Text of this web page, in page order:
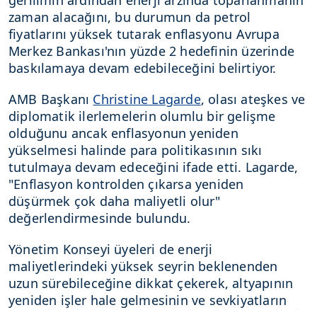
zaman alacağını, bu durumun da petrol
fiyatlarını yüksek tutarak enflasyonu Avrupa
Merkez Bankası'nın yüzde 2 hedefinin üzerinde
baskılamaya devam edebileceğini belirtiyor.
AMB Başkanı Christine Lagarde, olası ateşkes ve
diplomatik ilerlemelerin olumlu bir gelişme
olduğunu ancak enflasyonun yeniden
yükselmesi halinde para politikasının sıkı
tutulmaya devam edeceğini ifade etti. Lagarde,
"Enflasyon kontrolden çıkarsa yeniden
düşürmek çok daha maliyetli olur"
değerlendirmesinde bulundu.
Yönetim Konseyi üyeleri de enerji
maliyetlerindeki yüksek seyrin beklenenden
uzun sürebileceğine dikkat çekerek, altyapının
yeniden işler hale gelmesinin ve sevkiyatların